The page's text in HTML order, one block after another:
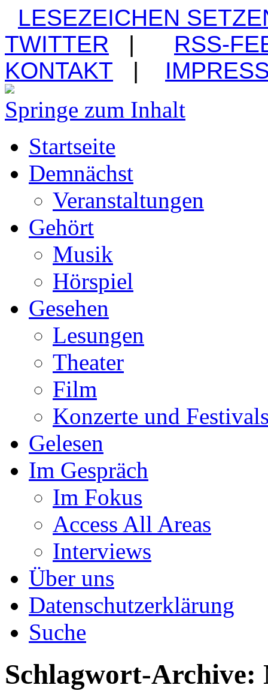
LESEZEICHEN
TWITTER |
RSS-
KONTAKT |
Springe zum Inhalt
Startseite
Demnächst
Veranstaltungen
Gehört
Musik
Hörspiel
Gesehen
Lesungen
Theater
Film
Konzerte und
Gelesen
Im Gespräch
Im Fokus
Access All Areas
Interviews
Über uns
Datenschutzerklärung
Suche
Schlagwort-Archive: